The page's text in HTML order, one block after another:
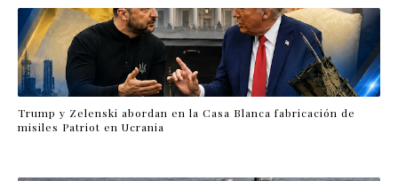
Trump y Zelenski abordan en la Casa Blanca fabricación de
misiles Patriot en Ucrania